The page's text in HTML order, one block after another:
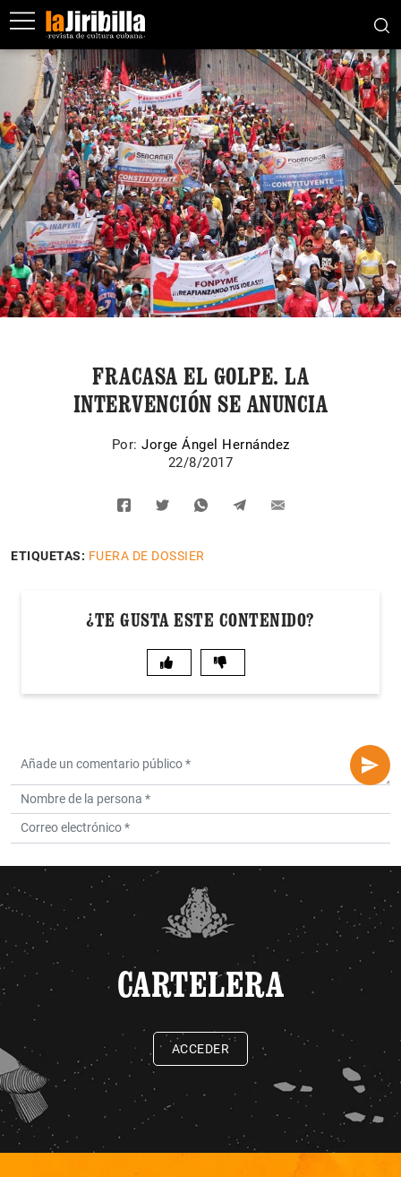
FRACASA EL GOLPE. LA
INTERVENCIÓN SE ANUNCIA
Por: Jorge Ángel Hernández
22/8/2017
ETIQUETAS: FUERA DE DOSSIER
¿TE GUSTA ESTE CONTENIDO?
CARTELERA
ACCEDER